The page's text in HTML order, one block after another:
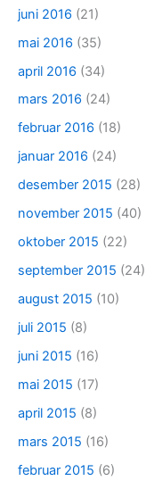
juni 2016 (21)
mai 2016 (35)
april 2016 (34)
mars 2016 (24)
februar 2016 (18)
januar 2016 (24)
desember 2015 (28)
november 2015 (40)
oktober 2015 (22)
september 2015 (24)
august 2015 (10)
juli 2015 (8)
juni 2015 (16)
mai 2015 (17)
april 2015 (8)
mars 2015 (16)
februar 2015 (6)